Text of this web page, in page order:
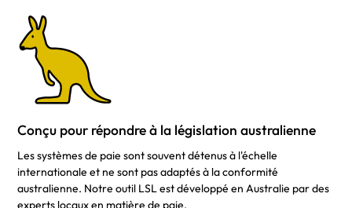
Conçu pour répondre à la législation australienne
Les systèmes de paie sont souvent détenus à l'échelle
internationale et ne sont pas adaptés à la conformité
australienne. Notre outil LSL est développé en Australie par des
experts locaux en matière de paie.